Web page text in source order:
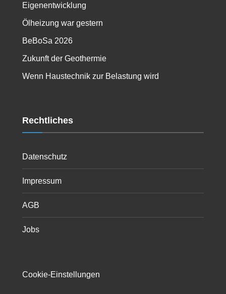
Eigenentwicklung
Ölheizung war gestern
BeBoSa 2026
Zukunft der Geothermie
Wenn Haustechnik zur Belastung wird
Rechtliches
Datenschutz
Impressum
AGB
Jobs
Cookie-Einstellungen